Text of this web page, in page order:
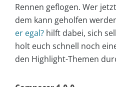
Rennen geflogen. Wer
dem kann geholfen
er egal? hilft dabei, sich
holt euch schnell noch
den Highlight-Themen